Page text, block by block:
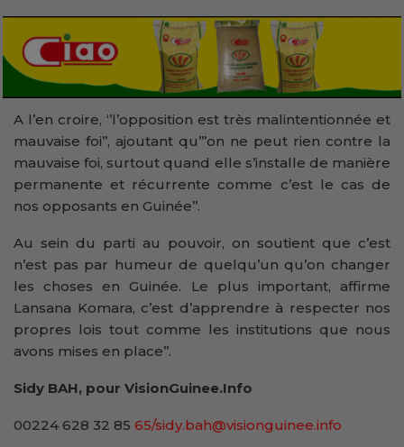
A l’en croire, ‘’l’opposition est très malintentionnée et
mauvaise foi’’, ajoutant qu’’’on ne peut rien contre la
mauvaise foi, surtout quand elle s’installe de manière
permanente et récurrente comme c’est le cas de
nos opposants en Guinée’’.
Au sein du parti au pouvoir, on soutient que c’est
n’est pas par humeur de quelqu’un qu’on changer
les choses en Guinée. Le plus important, affirme
Lansana Komara, c’est d’apprendre à respecter nos
propres lois tout comme les institutions que nous
avons mises en place’’.
Sidy BAH, pour VisionGuinee.Info
00224 628 32 85 65/sidy.bah@visionguinee.info